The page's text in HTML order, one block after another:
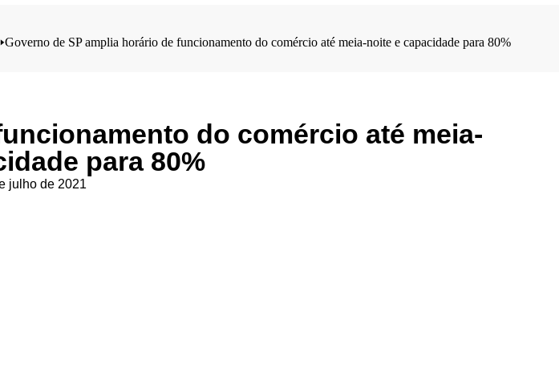
🢒Governo de SP amplia horário de funcionamento do comércio até meia-noite e capacidade para 80%
do comércio até meia-
para 80%
julho de 2021